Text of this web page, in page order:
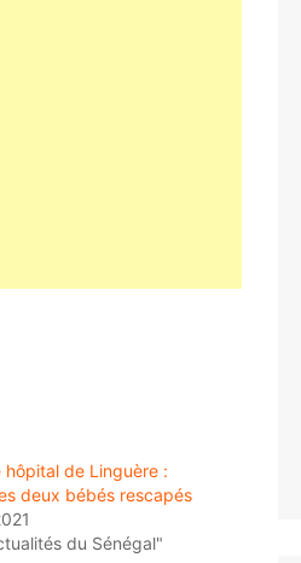
hôpital de Linguère :
deux bébés rescapés
du Sénégal"